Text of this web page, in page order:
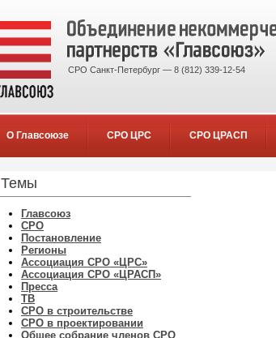
СРО Санкт-Петербург — 8 (812) 339-12-54
О Главсоюзе СРО ЦРС СРО ЦРАСП
Темы
Главсоюз
СРО
Постановление
Регионы
Ассоциация СРО «ЦРС»
Ассоциация СРО «ЦРАСП»
Пресса
ТВ
СРО в строительстве
СРО в проектировании
Общее собрание членов СРО